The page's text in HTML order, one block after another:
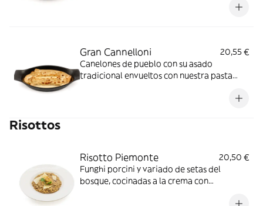
Gran Cannelloni
20,55 €
Canelones de pueblo con su asado
tradicional envueltos con nuestra pasta
Risottos
Risotto Piemonte
20,50 €
Funghi porcini y variado de setas del
bosque, cocinadas a la crema con